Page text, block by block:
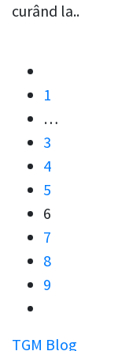
curând la..
Posts
pagination
1
…
3
4
5
6
7
8
9
TGM Blog